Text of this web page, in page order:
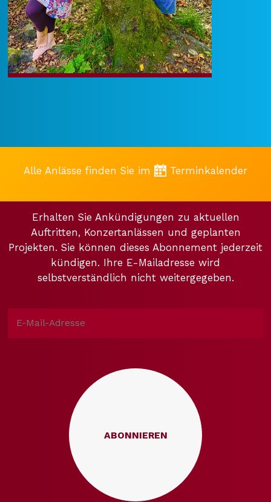
Alle Anlässe finden Sie im Terminkalender
Erhalten Sie Ankündigungen zu aktuellen
Auftritten, Konzertanlässen und geplanten
Projekten. Sie können dieses Abonnement jederzeit
kündigen. Ihre E-Mailadresse wird
selbstverständlich nicht weitergegeben.
ABONNIEREN